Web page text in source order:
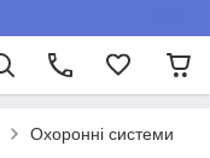
Охоронні системи